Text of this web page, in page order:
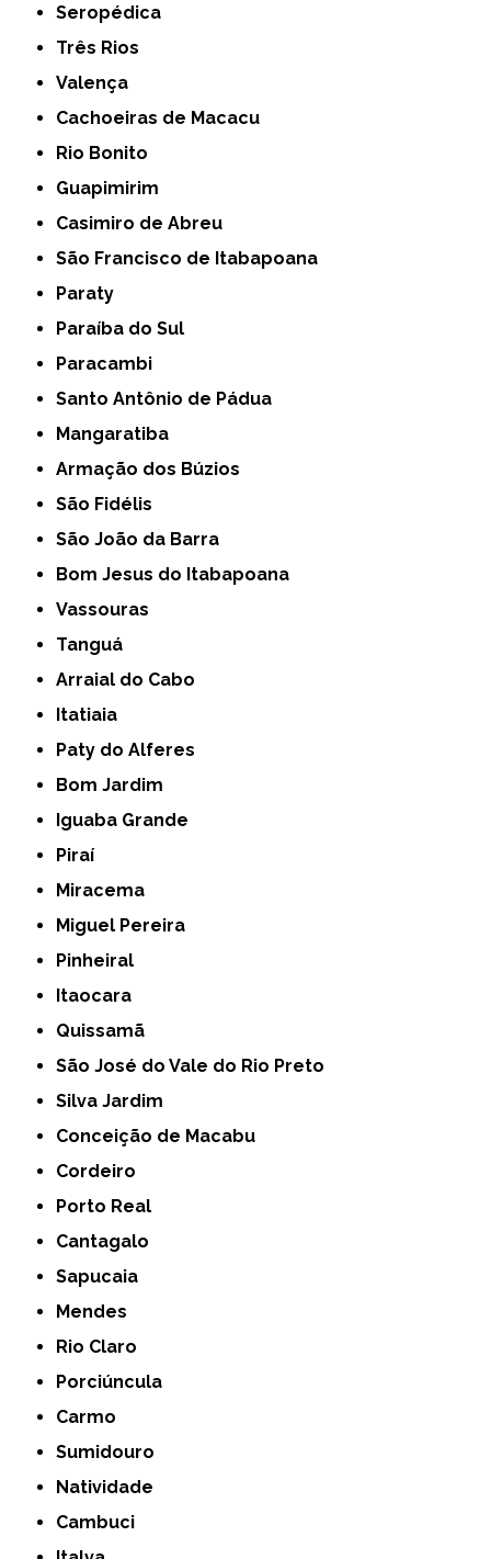
Seropédica
Três Rios
Valença
Cachoeiras de Macacu
Rio Bonito
Guapimirim
Casimiro de Abreu
São Francisco de Itabapoana
Paraty
Paraíba do Sul
Paracambi
Santo Antônio de Pádua
Mangaratiba
Armação dos Búzios
São Fidélis
São João da Barra
Bom Jesus do Itabapoana
Vassouras
Tanguá
Arraial do Cabo
Itatiaia
Paty do Alferes
Bom Jardim
Iguaba Grande
Piraí
Miracema
Miguel Pereira
Pinheiral
Itaocara
Quissamã
São José do Vale do Rio Preto
Silva Jardim
Conceição de Macabu
Cordeiro
Porto Real
Cantagalo
Sapucaia
Mendes
Rio Claro
Porciúncula
Carmo
Sumidouro
Natividade
Cambuci